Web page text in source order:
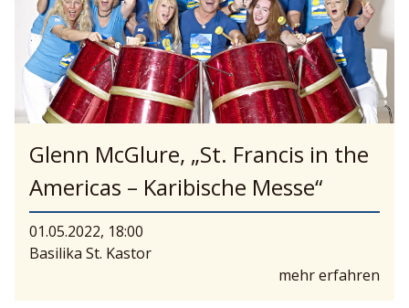
Glenn McGlure, „St. Francis in the
Americas – Karibische Messe“
01.05.2022, 18:00
Basilika St. Kastor
mehr erfahren